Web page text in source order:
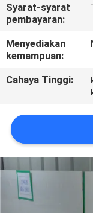
BERITA
QUOTE
SUATU
SITEMAP
PRIVACY
POLICY
Syarat-syarat
pembayaran:
Menyediakan
kemampuan:
Cahaya Tinggi: